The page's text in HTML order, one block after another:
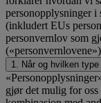
personopplysninger i
(inkludert EUs
personvernlov som
1. Når og hvilken
gjør det mulig for